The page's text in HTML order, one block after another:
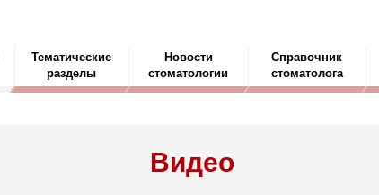
Тематические
разделы
Новости
стоматологии
Справочник
стоматолога
Видео